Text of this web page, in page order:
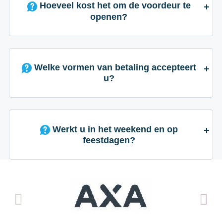
Hoeveel kost het om de voordeur te
openen?
Welke vormen van betaling accepteert
u?
Werkt u in het weekend en op
feestdagen?